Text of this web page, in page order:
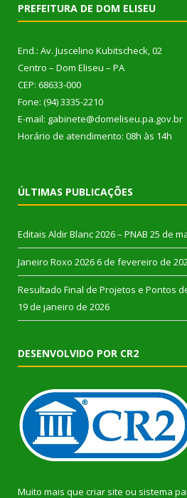
PREFEITURA DE DOM ELISEU
End.: Av. Juscelino Kubitscheck, 02
Centro – Dom Eliseu – PA
CEP: 68633-000
Fone: (94) 3335-2210
E-mail: gabinete@domeliseu.pa.gov.br
Horário de atendimento: 08h às 14h
ÚLTIMAS PUBLICAÇÕES
Editais Aldir Blanc 2026 – PNAB 25 de
Janeiro Roxo 2026 6 de fevereiro de
Resultado Final de Projetos e Pontos
19 de janeiro de 2026
DESENVOLVIDO POR CR2
Muito mais que criar site ou sistema